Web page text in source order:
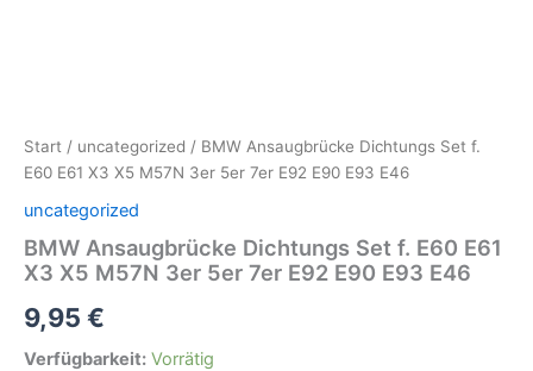
Start / uncategorized / BMW Ansaugbrücke Dichtungs Set f.
E60 E61 X3 X5 M57N 3er 5er 7er E92 E90 E93 E46
uncategorized
BMW Ansaugbrücke Dichtungs Set f. E60 E61
X3 X5 M57N 3er 5er 7er E92 E90 E93 E46
9,95 €
Verfügbarkeit: Vorrätig